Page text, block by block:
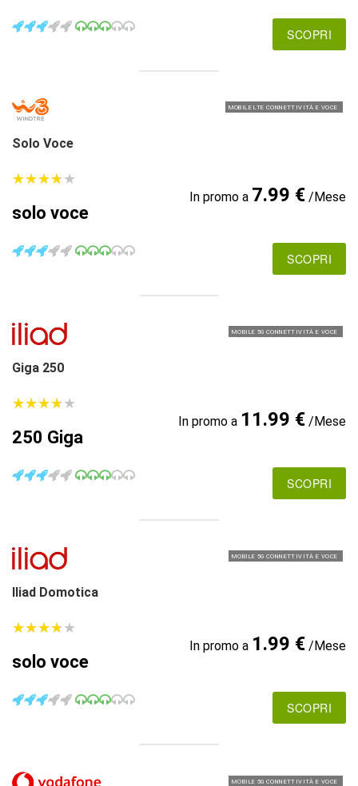
SCOPRI
MOBILE LTE CONNETTIVITÀ E VOCE
Solo Voce
★★★★★
★★★★★
solo voce
In promo a 7.99 €/Mese
SCOPRI
MOBILE 5G CONNETTIVITÀ E VOCE
Giga 250
★★★★★
★★★★★
250 Giga
In promo a 11.99 €/Mese
SCOPRI
MOBILE 5G CONNETTIVITÀ E VOCE
Iliad Domotica
★★★★★
★★★★★
solo voce
In promo a 1.99 €/Mese
SCOPRI
MOBILE 5G CONNETTIVITÀ E VOCE